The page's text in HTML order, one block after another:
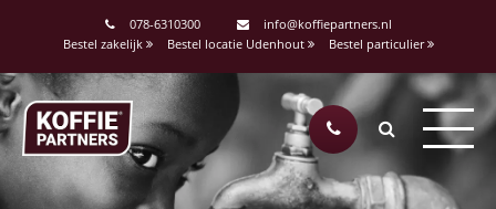
078-6310300
info@koffiepartners.nl
Bestel zakelijk
Bestel locatie Udenhout Bestel particulier